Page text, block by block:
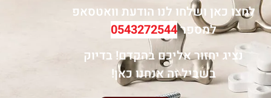
לחצו כאן ושלחו לנו הודעת וואטסאפ
למספר0543272544
נציג יחזור אליכם בהקדם! בדיוק
בשביל זה אנחנו כאן!